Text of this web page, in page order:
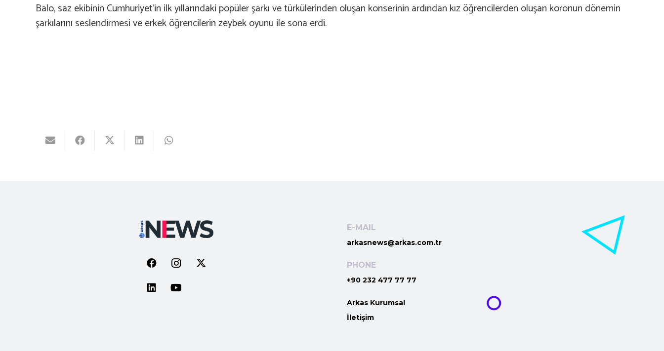
Balo, saz ekibinin Cumhuriyet’in ilk yıllarındaki popüler şarkı ve türkülerinden oluşan konserinin ardından kız öğrencilerden oluşan koronun dönemin
şarkılarını seslendirmesi ve erkek öğrencilerin zeybek oyunu ile sona erdi.
E-MAIL
arkasnews@arkas.com.tr
PHONE
+90 232 477 77 77
Arkas Kurumsal
İletişim